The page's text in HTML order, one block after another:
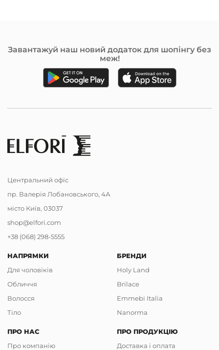
Завантажуй наш новий додаток для шопінгу без
меж!
Центральний офіс
пр. Валерія Лобановського, 4А
місто Київ, 03037
shop@elfori.com
+38 (068) 298-5555
НАПРЯМКИ
Для чоловіків
Обличчя
Волосся
Тіло
БРЕНДИ
Holy Land
Brilace
Emmebi Italia
Nanorma
ПРО НАС
Про компанію
ПРО ПРОДУКЦІЮ
Доставка і оплата